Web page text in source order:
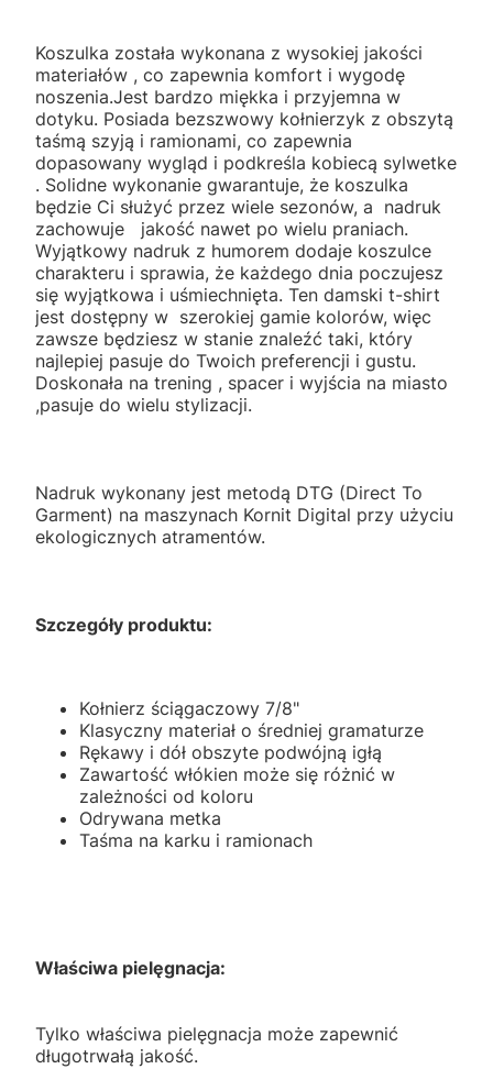
Koszulka została wykonana z wysokiej jakości
materiałów , co zapewnia komfort i wygodę
noszenia.Jest bardzo miękka i przyjemna w
dotyku. Posiada bezszwowy kołnierzyk z obszytą
taśmą szyją i ramionami, co zapewnia
dopasowany wygląd i podkreśla kobiecą sylwetke
. Solidne wykonanie gwarantuje, że koszulka
będzie Ci służyć przez wiele sezonów, a nadruk
zachowuje jakość nawet po wielu praniach.
Wyjątkowy nadruk z humorem dodaje koszulce
charakteru i sprawia, że każdego dnia poczujesz
się wyjątkowa i uśmiechnięta. Ten damski t-shirt
jest dostępny w szerokiej gamie kolorów, więc
zawsze będziesz w stanie znaleźć taki, który
najlepiej pasuje do Twoich preferencji i gustu.
Doskonała na trening , spacer i wyjścia na miasto
,pasuje do wielu stylizacji.
Nadruk wykonany jest metodą DTG (Direct To
Garment) na maszynach Kornit Digital przy użyciu
ekologicznych atramentów.
Szczegóły produktu:
Kołnierz ściągaczowy 7/8"
Klasyczny materiał o średniej gramaturze
Rękawy i dół obszyte podwójną igłą
Zawartość włókien może się różnić w
zależności od koloru
Odrywana metka
Taśma na karku i ramionach
Właściwa pielęgnacja:
Tylko właściwa pielęgnacja może zapewnić
długotrwałą jakość.